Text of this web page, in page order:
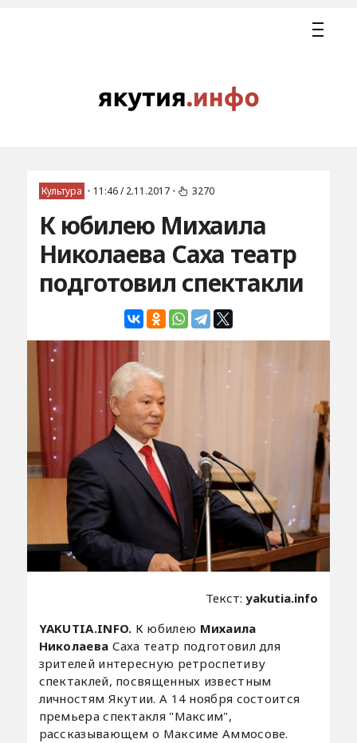
Культура • 11:46 / 2.11.2017 • 3270
К юбилею Михаила
Николаева Саха театр
подготовил спектакли
Текст:yakutia.info
YAKUTIA.INFO. К юбилею Михаила
Николаева Саха театр подготовил для
зрителей интересную ретроспетиву
спектаклей, посвященных известным
личностям Якутии. А 14 ноября состоится
премьера спектакля "Максим",
рассказывающем о Максиме Аммосове.